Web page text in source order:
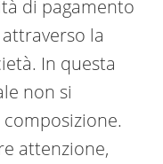
di pagamento
la
In questa
non si
attenzione,